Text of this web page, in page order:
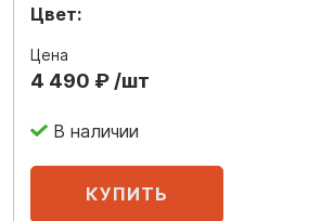
Цвет:
Цена
4 490 ₽ /шт
В наличии